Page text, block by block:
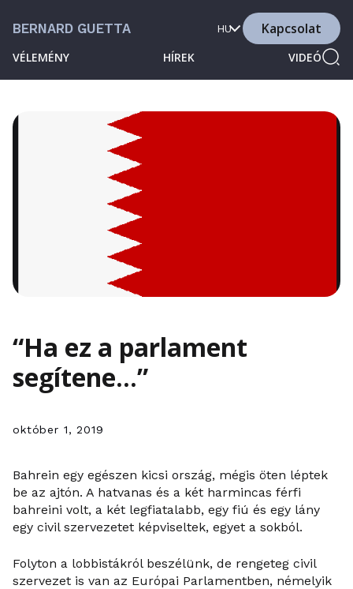
BERNARD GUETTA
VÉLEMÉNY HÍREK VIDEÓ
HU Kapcsolat
“Ha ez a parlament
segítene…”
október 1, 2019
Bahrein egy egészen kicsi ország, mégis öten léptek
be az ajtón. A hatvanas és a két harmincas férfi
bahreini volt, a két legfiatalabb, egy fiú és egy lány
egy civil szervezetet képviseltek, egyet a sokból.
Folyton a lobbistákról beszélünk, de rengeteg civil
szervezet is van az Európai Parlamentben, némelyik